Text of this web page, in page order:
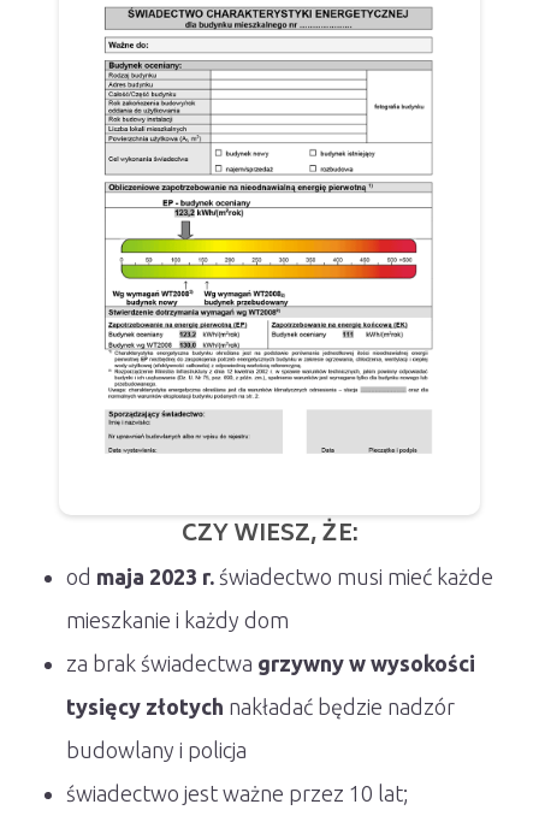
CZY WIESZ, ŻE:
od maja 2023 r. świadectwo musi mieć każde
mieszkanie i każdy dom
za brak świadectwa grzywny w wysokości
tysięcy złotych nakładać będzie nadzór
budowlany i policja
świadectwo jest ważne przez 10 lat;